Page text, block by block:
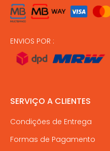
ENVIOS POR :
SERVIÇO A CLIENTES
Condições de Entrega
Formas de Pagamento